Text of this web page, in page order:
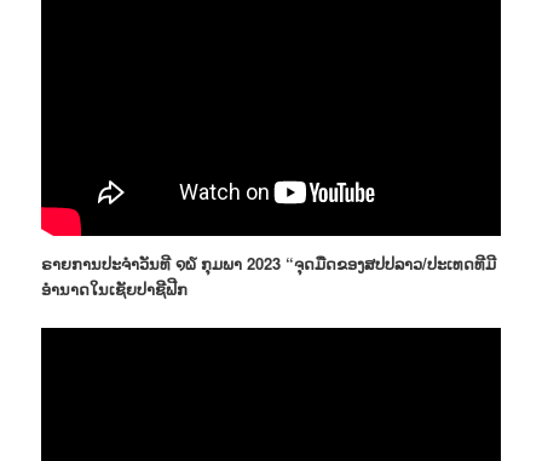
ຣາຍການປະຈຳວັນທີ ໑໖ ກຸມພາ 2023 “ຈຸດມືດຂອງສປປລາວ/ປະເທດທີມີ
ອຳນາດໃນເຊັຍປາຊີຟີກ